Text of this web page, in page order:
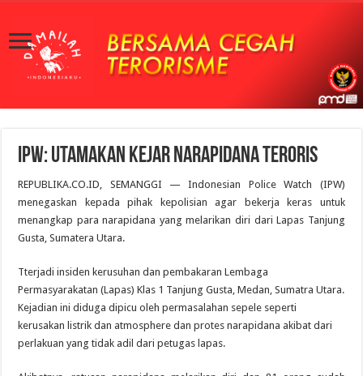
IPW: Utamakan Kejar Narapidana Teroris
REPUBLIKA.CO.ID, SEMANGGI — Indonesian Police Watch (IPW)
menegaskan kepada pihak kepolisian agar bekerja keras untuk
menangkap para narapidana yang melarikan diri dari Lapas Tanjung
Gusta, Sumatera Utara.
Tterjadi insiden kerusuhan dan pembakaran Lembaga
Permasyarakatan (Lapas) Klas 1 Tanjung Gusta, Medan, Sumatra Utara.
Kejadian ini diduga dipicu oleh permasalahan sepele seperti
kerusakan listrik dan atmosphere dan protes narapidana akibat dari
perlakuan yang tidak adil dari petugas lapas.